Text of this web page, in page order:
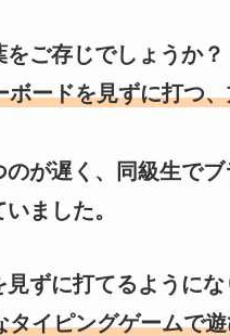
ご存じでしょうか？
ードを見ずに打つ
が遅く、同級生で
ました。
ずに打てるようにな
イピングゲームで